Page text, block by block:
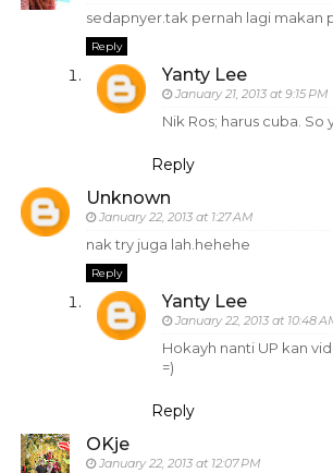
sedapnyer.tak pernah lagi makan
Reply
Yanty Lee
January 21, 2013 at 9:15 PM
Nik Ros; harus cuba. So
Reply
Unknown
January 22, 2013 at 1:27 AM
nak try juga lah.hehehe
Reply
Yanty Lee
January 22, 2013 at 10:48
Hokayh nanti UP kan
=)
Reply
OKje
January 22, 2013 at 12:07 PM